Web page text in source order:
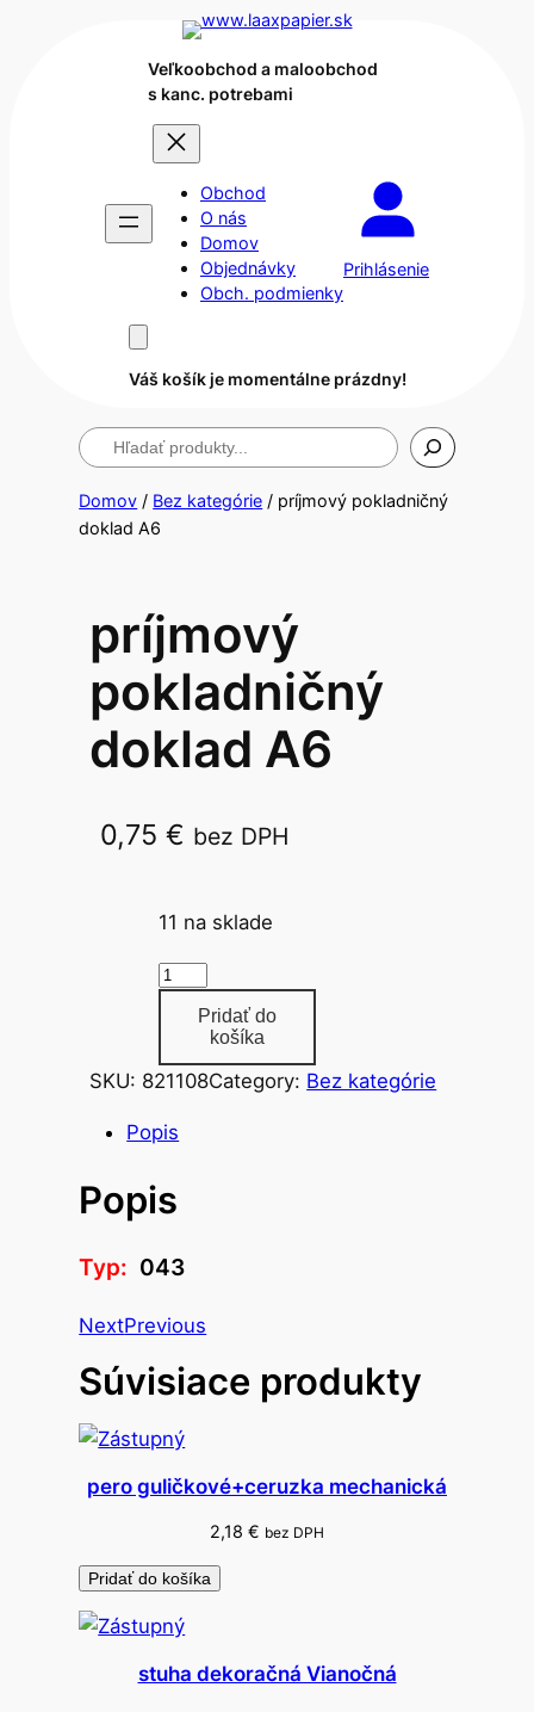
Veľkoobchod a maloobchod
s kanc. potrebami
Obchod
O nás
Domov
Objednávky
Obch. podmienky
Prihlásenie
Váš košík je momentálne prázdny!
Hľadanie
Domov / Bez kategórie / príjmový pokladničný
doklad A6
príjmový
pokladničný
doklad A6
0,75€ bez DPH
11 na sklade
m
ž
t
o
p
o
ý
o
l
a
d
i
Pridať do
košíka
SKU: 821108Category: Bez kategórie
Popis
Popis
Typ: 043
NextPrevious
Súvisiace produkty
pero guličkové+ceruzka mechanická
2,18 € bez DPH
Pridať do košíka
stuha dekoračná Vianočná